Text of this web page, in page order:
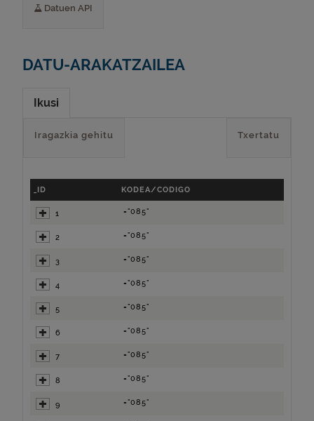
Datuen API
DATU-ARAKATZAILEA
Ikusi
Txertatu
Iragazkia gehitu
_ID KODEA/CODIGO
1 ="085"
2 ="085"
3 ="085"
4 ="085"
5 ="085"
6 ="085"
7 ="085"
8 ="085"
9 ="085"